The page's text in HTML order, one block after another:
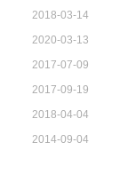
2018-03-14
2020-03-13
2017-07-09
2017-09-19
2018-04-04
2014-09-04